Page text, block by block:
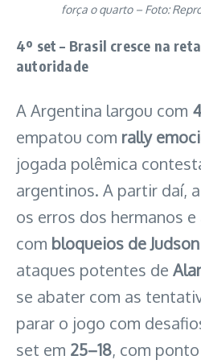
força o quarto – Foto:
4º set – Brasil cresce na
autoridade
A Argentina largou com
empatou com rally
jogada polêmica
argentinos. A partir daí,
os erros dos hermanos
com bloqueios de
ataques potentes de
se abater com as
parar o jogo com
set em 25–18, com